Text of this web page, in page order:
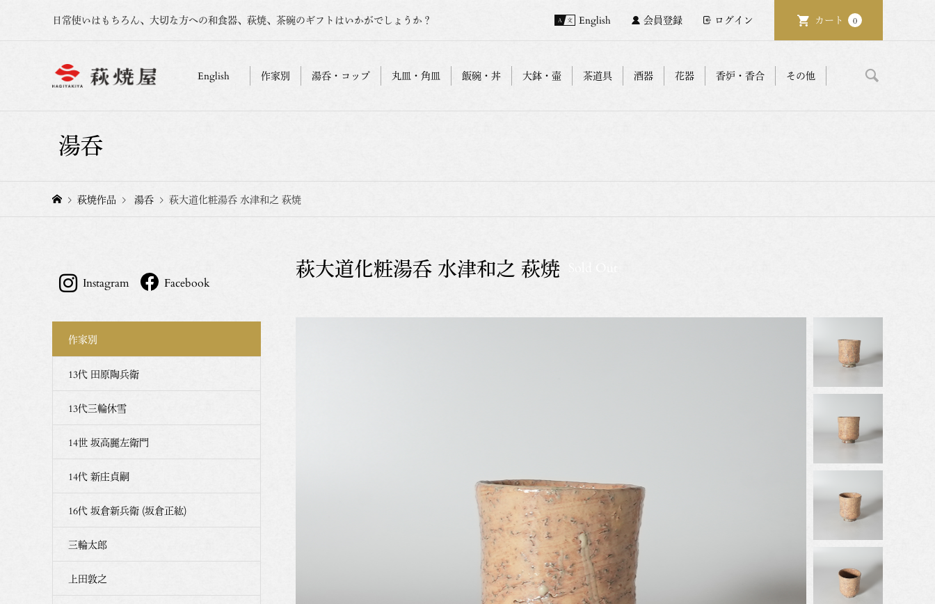
日常使いはもちろん、大切な方への和食器、萩焼、茶碗のギフトはいかがでしょうか？ English 会員登録 ログイン カート 0
English 作家別 湯呑・コップ 丸皿・角皿 飯碗・丼 大鉢・壷 茶道具 酒器 花器 香炉・香合 その他
湯呑
萩焼作品 湯呑 萩大道化粧湯呑 水津和之 萩焼
萩大道化粧湯呑 水津和之 萩焼
Instagram Facebook
作家別
13代 田原陶兵衛
13代三輪休雪
14世 坂高麗左衛門
14代 新庄貞嗣
16代 坂倉新兵衛 (坂倉正紘)
三輪太郎
上田敦之